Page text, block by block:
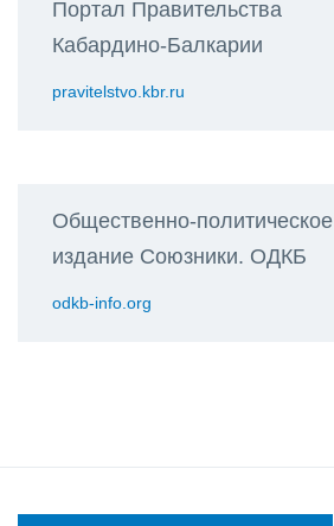
Портал Правительства
Кабардино-Балкарии
pravitelstvo.kbr.ru
Общественно-политическое
издание Союзники. ОДКБ
odkb-info.org